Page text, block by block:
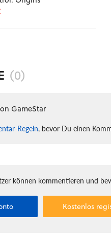
(0)
GameStar
Regeln, bevor Du einen
können kommentieren und
Kostenlos